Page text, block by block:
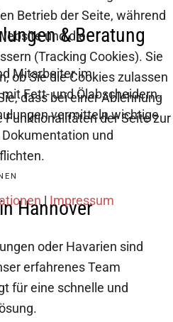
& Beratung
Mitarbeiter im
Fett- und Ölabscheidern.
vermitteln wichtige
und
Hannover
oder Havarien sind
erfahrenes Team
für eine schnelle und
Betrieb der Seite, während
und die
(Tracking Cookies). Sie
ob Sie die Cookies zulassen
dass bei einer Ablehnung
der Seite zur
| Impressum